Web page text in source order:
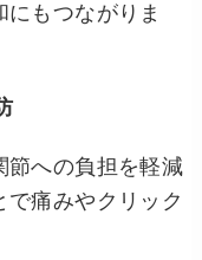
もつながりま
節への負担を軽減
で痛みやクリック